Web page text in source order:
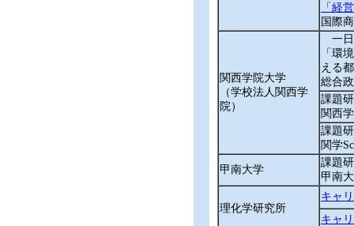
「経
国際
関西学院大学
（学校法人関西学
院）
一日
「環
える
総合
課題
関西
課題
関学
甲南大学
課題
甲南
理化学研究所
キャ
キャ